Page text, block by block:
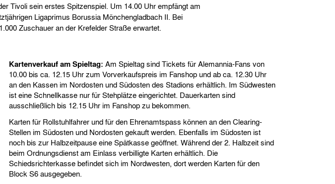
Tivoli sein erstes Spitzenspiel. Um 14.00 Uhr empfängt am
Ligaprimus Borussia Mönchengladbach II. Bei
Zuschauer an der Krefelder Straße erwartet.
Kartenverkauf am Spieltag: Am Spieltag sind Tickets für Alemannia-Fans von
10.00 bis ca. 12.15 Uhr zum Vorverkaufspreis im Fanshop und ab ca. 12.30 Uhr
an den Kassen im Nordosten und Südosten des Stadions erhältlich. Im Südwesten
ist eine Schnellkasse nur für Stehplätze eingerichtet. Dauerkarten sind
ausschließlich bis 12.15 Uhr im Fanshop zu bekommen.
Karten für Rollstuhlfahrer und für den Ehrenamtspass können an den Clearing-
Stellen im Südosten und Nordosten gekauft werden. Ebenfalls im Südosten ist
noch bis zur Halbzeitpause eine Spätkasse geöffnet. Während der 2. Halbzeit sind
beim Ordnungsdienst am Einlass verbilligte Karten erhältlich. Die
Schiedsrichterkasse befindet sich im Nordwesten, dort werden Karten für den
Block S6 ausgegeben.